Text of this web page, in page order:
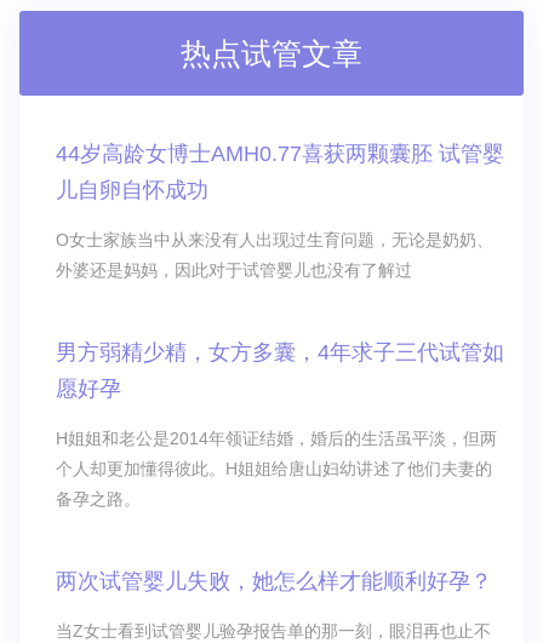
热点试管文章
44岁高龄女博士AMH0.77喜获两颗囊胚 试管婴
儿自卵自怀成功
O女士家族当中从来没有人出现过生育问题，无论是奶奶、
外婆还是妈妈，因此对于试管婴儿也没有了解过
男方弱精少精，女方多囊，4年求子三代试管如
愿好孕
H姐姐和老公是2014年领证结婚，婚后的生活虽平淡，但两
个人却更加懂得彼此。H姐姐给唐山妇幼讲述了他们夫妻的
备孕之路。
两次试管婴儿失败，她怎么样才能顺利好孕？
当Z女士看到试管婴儿验孕报告单的那一刻，眼泪再也止不